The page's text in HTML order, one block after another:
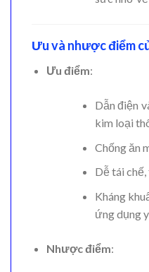
Ưu và nhược điểm
Ưu điểm:
Dẫn điện
kim loại
Chống ăn
Dễ tái
Kháng
ứng dụng
Nhược điểm: